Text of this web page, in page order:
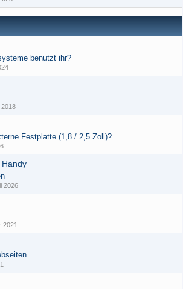
benutzt ihr?
Festplatte (1,8 / 2,5 Zoll)?
2026
2021